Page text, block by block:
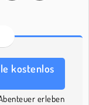
kostenlos
erleben